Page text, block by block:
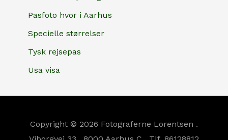
Pasfoto hvor i Aarhus
Specielle størrelser
Tysk rejsepas
Usa visa
Copyright © 2026 Fotograferne Lorentsen .